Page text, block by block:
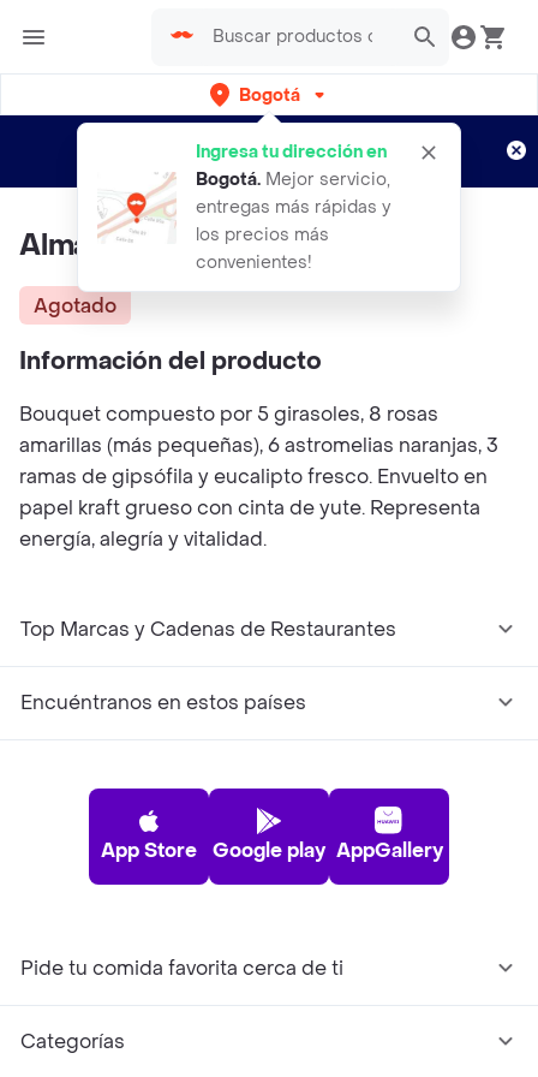
Bogotá
Ingresa tu dirección en
Bogotá. Mejor servicio,
entregas más rápidas y
los precios más
convenientes!
envíos gratis por semanas
Aplican TyC
Alma Dorada
Agotado
Información del producto
Bouquet compuesto por 5 girasoles, 8 rosas
amarillas (más pequeñas), 6 astromelias naranjas, 3
ramas de gipsófila y eucalipto fresco. Envuelto en
papel kraft grueso con cinta de yute. Representa
energía, alegría y vitalidad.
Top Marcas y Cadenas de Restaurantes
Encuéntranos en estos países
App Store Google play AppGallery
Pide tu comida favorita cerca de ti
Categorías